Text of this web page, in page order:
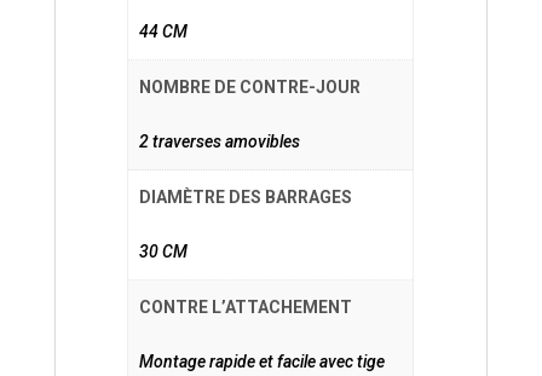
44 CM
NOMBRE DE CONTRE-JOUR
2 traverses amovibles
DIAMÈTRE DES BARRAGES
30 CM
CONTRE L’ATTACHEMENT
Montage rapide et facile avec tige